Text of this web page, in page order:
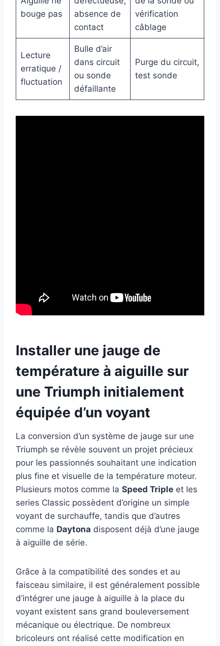
bouge pas
absence de
contact
vérification
câblage
Lecture
erratique /
fluctuation
Bulle d’air
dans circuit
ou sonde
défaillante
Purge du circuit,
test sonde
Installer une jauge de
température à aiguille sur
une Triumph initialement
équipée d’un voyant
La conversion d’un système de jauge sur une
Triumph se révèle souvent un projet précieux
pour les passionnés souhaitant une indication
plus fine et visuelle de la température moteur.
Plusieurs motos comme la Speed Triple et les
series Classic possèdent d’origine un simple
voyant de surchauffe, tandis que d’autres
comme la Daytona disposent déjà d’une jauge
à aiguille de série.
Grâce à la compatibilité des sondes et au
faisceau similaire, il est généralement possible
d’intégrer une jauge à aiguille à la place du
voyant existent sans grand bouleversement
mécanique ou électrique. De nombreux
bricoleurs ont réalisé cette modification en